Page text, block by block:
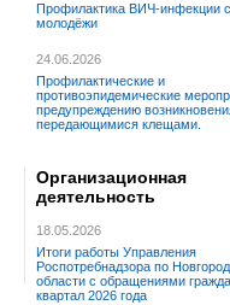
Профилактика ВИЧ-инфекции
молодёжи
24.06.2026
Профилактические и
противоэпидемические
предупреждению
передающимися клещами.
Организационная
деятельность
18.05.2026
Итоги работы Управления
Роспотребнадзора по
области с обращениями
квартал 2026 года